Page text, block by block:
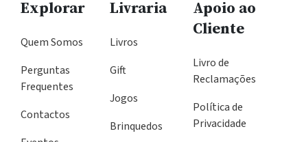
Explorar
Quem Somos
Perguntas
Frequentes
Contactos
Livraria
Livros
Gift
Jogos
Brinquedos
Apoio ao
Cliente
Livro de
Reclamações
Política de
Privacidade